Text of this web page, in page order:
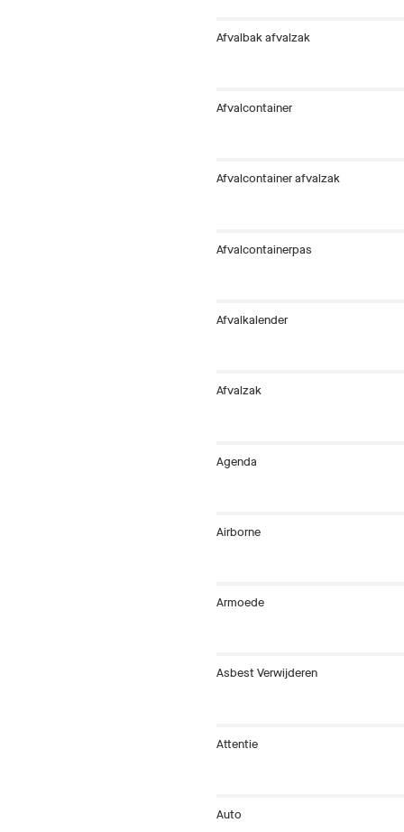
Afvalbak afvalzak
Afvalcontainer
Afvalcontainer afvalzak
Afvalcontainerpas
Afvalkalender
Afvalzak
Agenda
Airborne
Armoede
Asbest Verwijderen
Attentie
Auto